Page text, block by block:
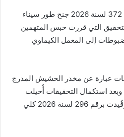
تم تحرير محضر بالواقعة ورقم 372 لسنة 2026 جنح طور سيناء
التي قررت حبس المتهمين
إلى المعمل الكيماوي
عبارة عن مخدر الحشيش المدرج
وبعد استكمال التحقيقات أُحيلت
القضية إلى محكمة الجنايات وقُيدت برقم 296 لسنة 2026 كلي